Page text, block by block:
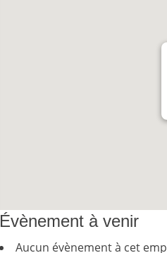
Évènement à venir
Aucun évènement à cet